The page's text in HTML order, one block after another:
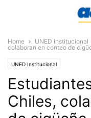
Home UNED Institucional
colaboran en conteo de
UNED Institucional
Chiles,